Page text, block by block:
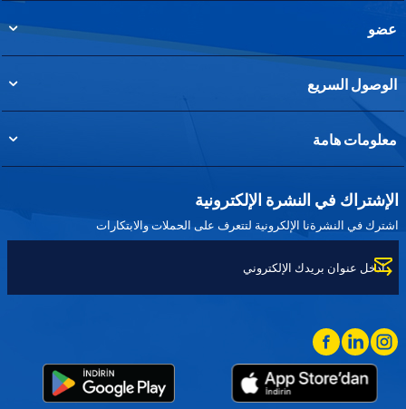
عضو
الوصول السريع
معلومات هامة
الإشتراك في النشرة الإلكترونية
اشترك في النشرةنا الإلكرونية لتتعرف على الحملات والابتكارات